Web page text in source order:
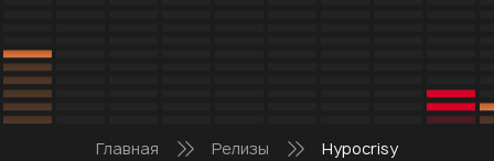
Главная Релизы Hypocrisy